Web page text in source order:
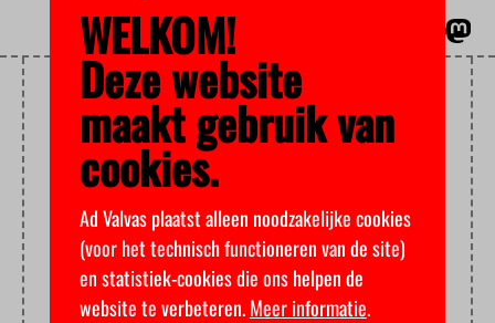
PRO GAMER
WELKOM!
Deze website
maakt gebruik van
cookies.
Ad Valvas plaatst alleen noodzakelijke cookies
(voor het technisch functioneren van de site)
en statistiek-cookies die ons helpen de
website te verbeteren.Meer informatie.